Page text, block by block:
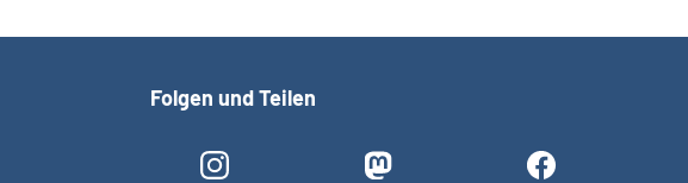
Folgen und Teilen